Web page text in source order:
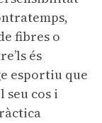
fibres o
és
esportiu que
seu cos i